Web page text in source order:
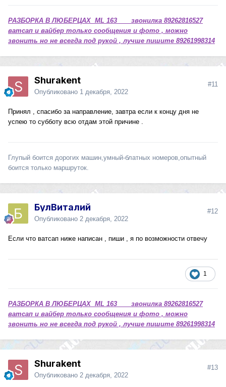
РАЗБОРКА В ЛЮБЕРЦАХ ML 163 звонилка 89262816527
ватсап и вайбер только сообщения и фото , можно
звонить но не всегда под рукой , лучше пишите 89261998314
Shurakent
Опубликовано 1 декабря, 2022
#11
Принял , спасибо за направление, завтра если к концу дня не
успею то субботу всю отдам этой причине .
Глупый боится дорогих машин,умный-блатных номеров,опытный
боится только маршруток.
БулВиталий
Опубликовано 2 декабря, 2022
#12
Если что ватсап ниже написан , пиши , я по возможности отвечу
1
РАЗБОРКА В ЛЮБЕРЦАХ ML 163 звонилка 89262816527
ватсап и вайбер только сообщения и фото , можно
звонить но не всегда под рукой , лучше пишите 89261998314
Shurakent
Опубликовано 2 декабря, 2022
#13